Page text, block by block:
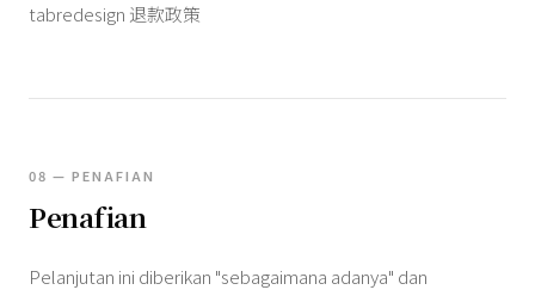
tabredesign 退款政策
08 — PENAFIAN
Penafian
Pelanjutan ini diberikan "sebagaimana adanya" dan